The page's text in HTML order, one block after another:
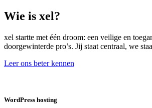
Wie is xel?
xel startte met één droom: een veilige en
doorgewinterde pro’s. Jij staat centraal, we
Leer ons beter kennen
WordPress hosting